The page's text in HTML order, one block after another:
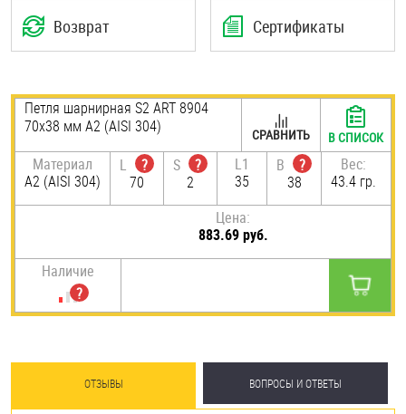
Возврат Сертификаты
Петля шарнирная S2 ART 8904
70х38 мм А2 (AISI 304)
Материал
А2 (AISI 304)
L
?
70
S
?
2
L1
35
B
?
38
Вес:
43.4 гр.
Цена:
883.69 руб.
Наличие
СРАВНИТЬ В СПИСОК
ОТЗЫВЫ ВОПРОСЫ И ОТВЕТЫ